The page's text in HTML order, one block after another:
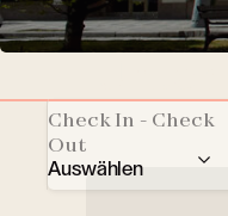
Check In - Check
Out
Auswählen